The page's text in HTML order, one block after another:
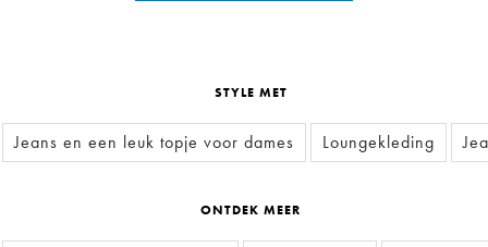
STYLE MET
Jeans en een leuk topje voor dames Loungekleding
ONTDEK MEER